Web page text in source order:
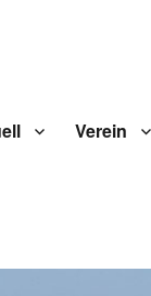
Verein